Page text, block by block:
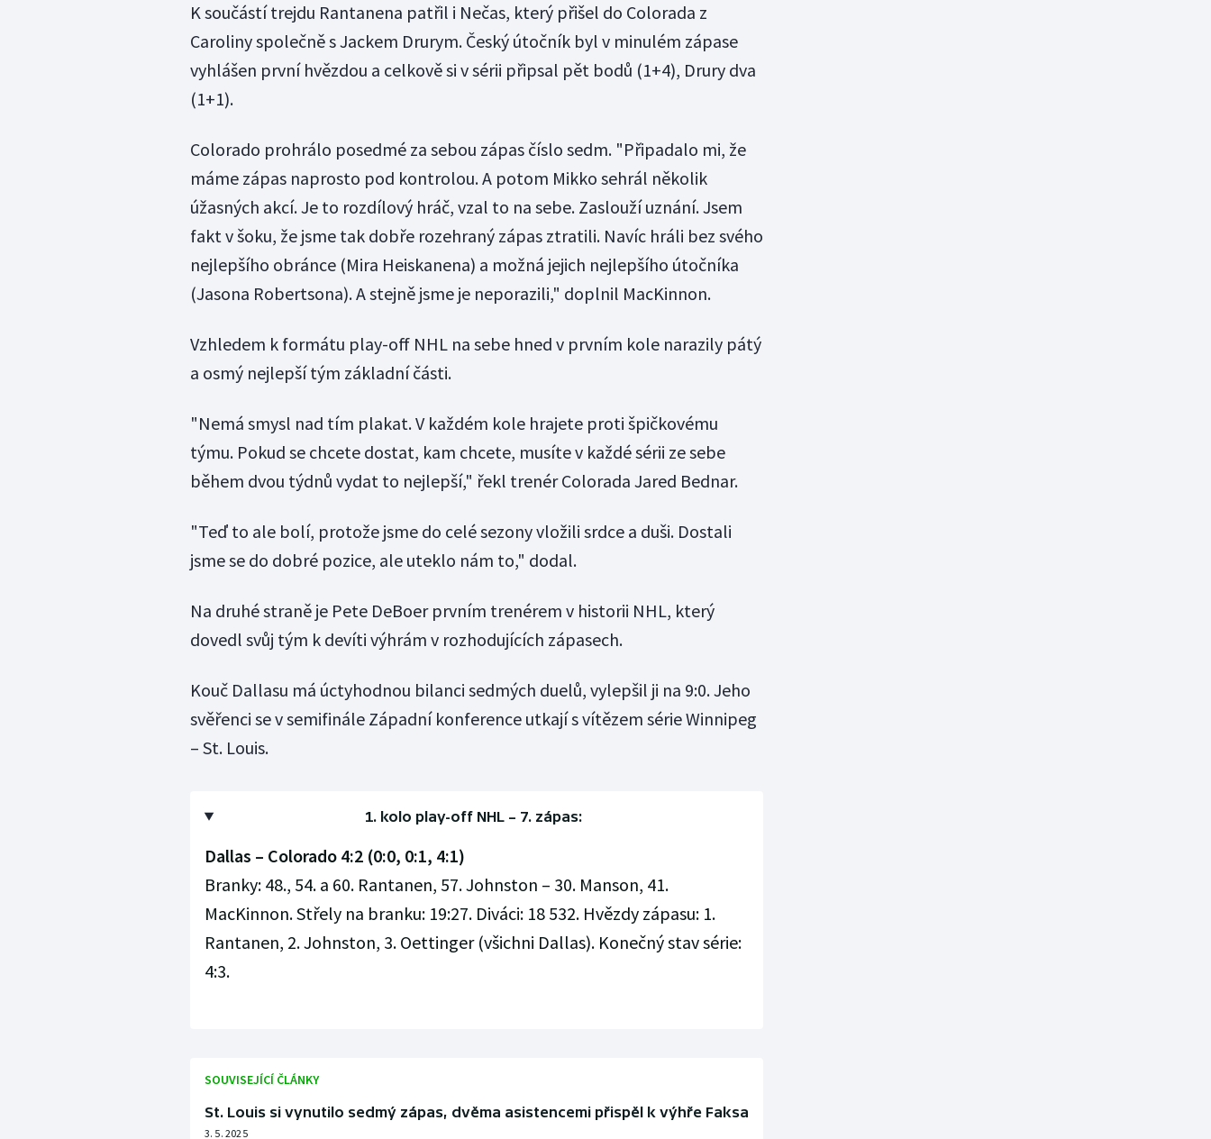
K součástí trejdu Rantanena patřil i Nečas, který přišel do Colorada z
Caroliny společně s Jackem Drurym. Český útočník byl v minulém zápase
vyhlášen první hvězdou a celkově si v sérii připsal pět bodů (1+4), Drury dva
(1+1).
Colorado prohrálo posedmé za sebou zápas číslo sedm. "Připadalo mi, že
máme zápas naprosto pod kontrolou. A potom Mikko sehrál několik
úžasných akcí. Je to rozdílový hráč, vzal to na sebe. Zaslouží uznání. Jsem
fakt v šoku, že jsme tak dobře rozehraný zápas ztratili. Navíc hráli bez svého
nejlepšího obránce (Mira Heiskanena) a možná jejich nejlepšího útočníka
(Jasona Robertsona). A stejně jsme je neporazili," doplnil MacKinnon.
Vzhledem k formátu play-off NHL na sebe hned v prvním kole narazily pátý
a osmý nejlepší tým základní části.
"Nemá smysl nad tím plakat. V každém kole hrajete proti špičkovému
týmu. Pokud se chcete dostat, kam chcete, musíte v každé sérii ze sebe
během dvou týdnů vydat to nejlepší," řekl trenér Colorada Jared Bednar.
"Teď to ale bolí, protože jsme do celé sezony vložili srdce a duši. Dostali
jsme se do dobré pozice, ale uteklo nám to," dodal.
Na druhé straně je Pete DeBoer prvním trenérem v historii NHL, který
dovedl svůj tým k devíti výhrám v rozhodujících zápasech.
Kouč Dallasu má úctyhodnou bilanci sedmých duelů, vylepšil ji na 9:0. Jeho
svěřenci se v semifinále Západní konference utkají s vítězem série Winnipeg
– St. Louis.
1. kolo play-off NHL – 7. zápas:
Dallas – Colorado 4:2 (0:0, 0:1, 4:1)
Branky: 48., 54. a 60. Rantanen, 57. Johnston – 30. Manson, 41.
MacKinnon. Střely na branku: 19:27. Diváci: 18 532. Hvězdy zápasu: 1.
Rantanen, 2. Johnston, 3. Oettinger (všichni Dallas). Konečný stav série:
4:3.
SOUVISEJÍCÍ ČLÁNKY
St. Louis si vynutilo sedmý zápas, dvěma asistencemi přispěl k výhře Faksa
3. 5. 2025